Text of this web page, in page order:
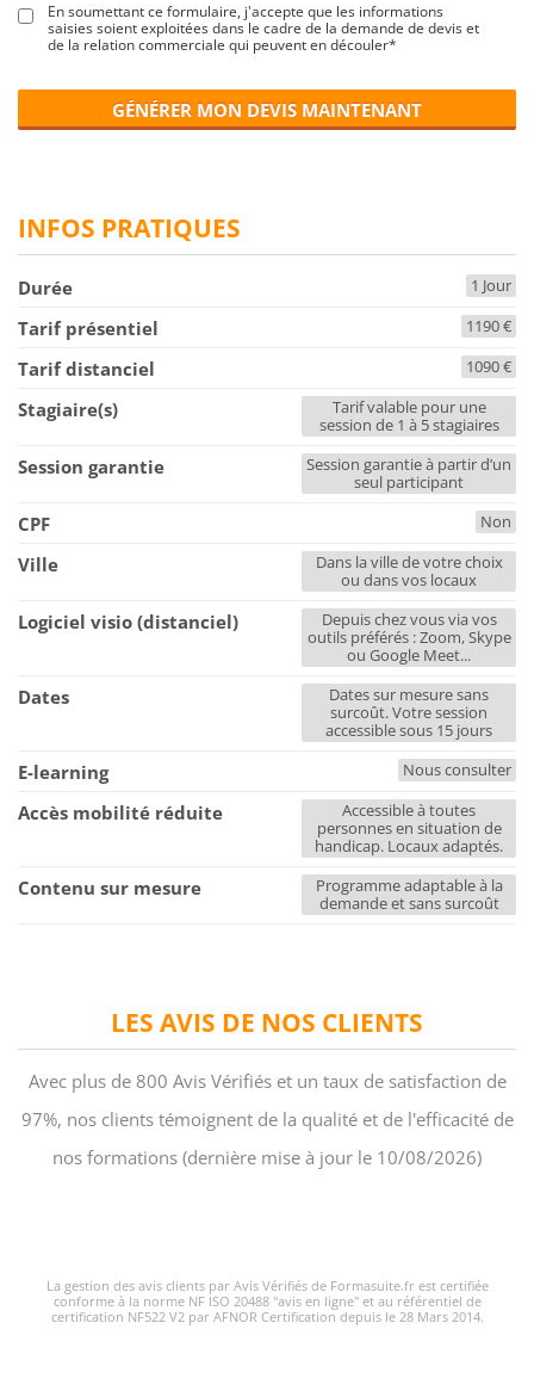
LES AVIS DE NOS CLIENTS
Avec plus de 800 Avis Vérifiés et un taux de satisfaction de
97%, nos clients témoignent de la qualité et de l'efficacité de
nos formations (dernière mise à jour le 10/08/2026)
La gestion des avis clients par Avis Vérifiés de Formasuite.fr est certifiée
conforme à la norme NF ISO 20488 "avis en ligne" et au référentiel de
certification NF522 V2 par AFNOR Certification depuis le 28 Mars 2014.
En soumettant ce formulaire, j'accepte que les informations
saisies soient exploitées dans le cadre de la demande de devis et
de la relation commerciale qui peuvent en découler*
GÉNÉRER MON DEVIS MAINTENANT
INFOS PRATIQUES
Durée 1 Jour
Tarif présentiel 1190 €
Tarif distanciel 1090 €
Stagiaire(s)
Tarif valable pour une
session de 1 à 5 stagiaires
Session garantie
Session garantie à partir d’un
seul participant
CPF Non
Ville
Dans la ville de votre choix
ou dans vos locaux
Logiciel visio (distanciel)
Depuis chez vous via vos
outils préférés : Zoom, Skype
ou Google Meet...
Dates
Dates sur mesure sans
surcoût. Votre session
accessible sous 15 jours
E-learning Nous consulter
Accès mobilité réduite
Accessible à toutes
personnes en situation de
handicap. Locaux adaptés.
Contenu sur mesure
Programme adaptable à la
demande et sans surcoût